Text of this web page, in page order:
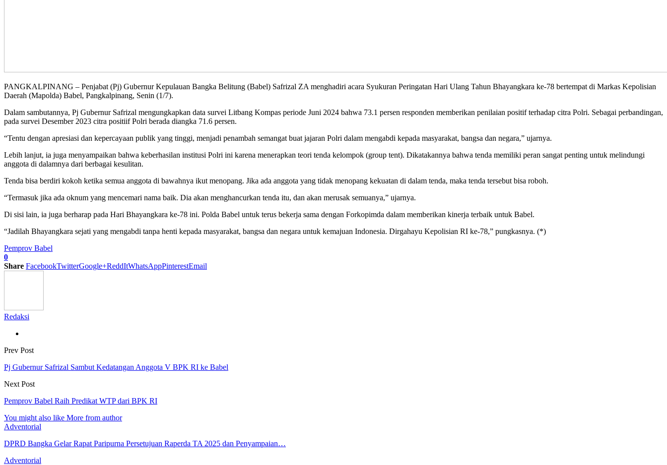
PANGKALPINANG – Penjabat (Pj) Gubernur Kepulauan Bangka Belitung (Babel) Safrizal ZA menghadiri acara Syukuran Peringatan Hari Ulang Tahun Bhayangkara ke-78 bertempat di Markas Kepolisian
Daerah (Mapolda) Babel, Pangkalpinang, Senin (1/7).
Dalam sambutannya, Pj Gubernur Safrizal mengungkapkan data survei Litbang Kompas periode Juni 2024 bahwa 73.1 persen responden memberikan penilaian positif terhadap citra Polri. Sebagai perbandingan,
pada survei Desember 2023 citra positiif Polri berada diangka 71.6 persen.
“Tentu dengan apresiasi dan kepercayaan publik yang tinggi, menjadi penambah semangat buat jajaran Polri dalam mengabdi kepada masyarakat, bangsa dan negara,” ujarnya.
Lebih lanjut, ia juga menyampaikan bahwa keberhasilan institusi Polri ini karena menerapkan teori tenda kelompok (group tent). Dikatakannya bahwa tenda memiliki peran sangat penting untuk melindungi
anggota di dalamnya dari berbagai kesulitan.
Tenda bisa berdiri kokoh ketika semua anggota di bawahnya ikut menopang. Jika ada anggota yang tidak menopang kekuatan di dalam tenda, maka tenda tersebut bisa roboh.
“Termasuk jika ada oknum yang mencemari nama baik. Dia akan menghancurkan tenda itu, dan akan merusak semuanya,” ujarnya.
Di sisi lain, ia juga berharap pada Hari Bhayangkara ke-78 ini. Polda Babel untuk terus bekerja sama dengan Forkopimda dalam memberikan kinerja terbaik untuk Babel.
“Jadilah Bhayangkara sejati yang mengabdi tanpa henti kepada masyarakat, bangsa dan negara untuk kemajuan Indonesia. Dirgahayu Kepolisian RI ke-78,” pungkasnya. (*)
Pemprov Babel
0
Share FacebookTwitterGoogle+ReddItWhatsAppPinterestEmail
Redaksi
Prev Post
Pj Gubernur Safrizal Sambut Kedatangan Anggota V BPK RI ke Babel
Next Post
Pemprov Babel Raih Predikat WTP dari BPK RI
You might also like More from author
Adventorial
DPRD Bangka Gelar Rapat Paripurna Persetujuan Raperda TA 2025 dan Penyampaian…
Adventorial